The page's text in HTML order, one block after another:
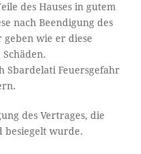
des Hauses in gutem
nach Beendigung des
geben wie er diese
Sbardelati Feuersgefahr
des Vertrages, die
besiegelt wurde.